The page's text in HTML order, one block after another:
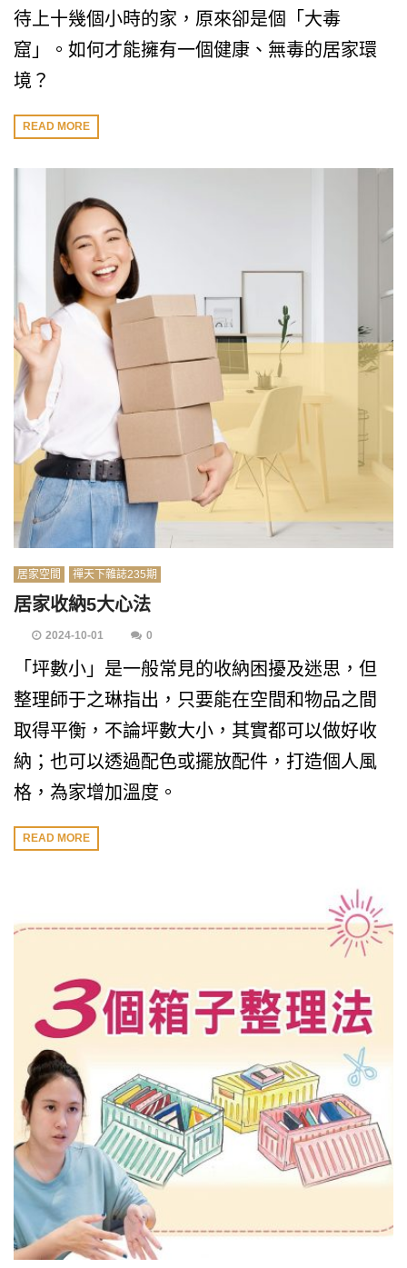
待上十幾個小時的家，原來卻是個「大毒
窟」。如何才能擁有一個健康、無毒的居家環
境？
READ MORE
居家空間 禪天下雜誌235期
居家收納5大心法
2024-10-01 0
「坪數小」是一般常見的收納困擾及迷思，但
整理師于之琳指出，只要能在空間和物品之間
取得平衡，不論坪數大小，其實都可以做好收
納；也可以透過配色或擺放配件，打造個人風
格，為家增加溫度。
READ MORE